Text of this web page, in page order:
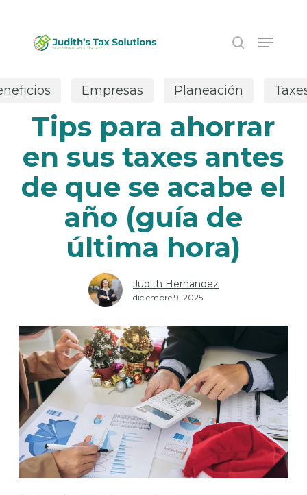
content
search
Menu
Empresas Planeación
Tips para ahorrar
en sus taxes antes
de que se acabe el
año (guía de
última hora)
Judith Hernandez
diciembre 9, 2025